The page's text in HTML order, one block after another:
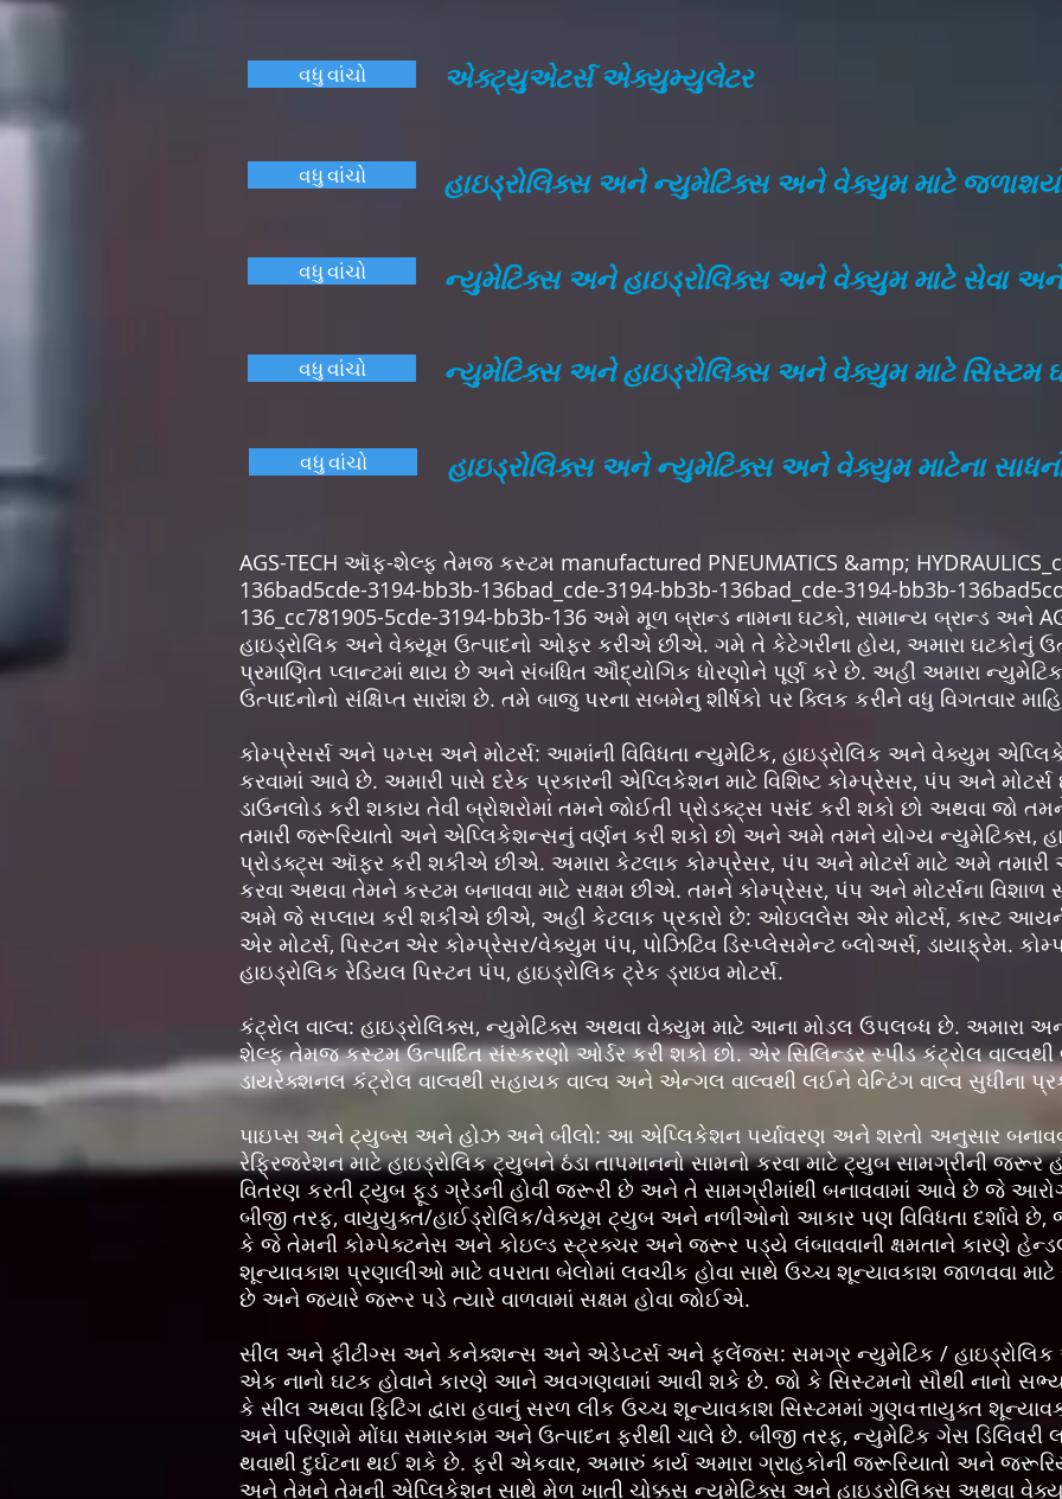
વધુ વાંચો એક્ટ્યુએટર્સ એક્યુમ્યુલેટર
વધુ વાંચો હાઇડ્રોલિક્સ અને ન્યુમેટિક્સ અને વેક્યુમ માટે
વધુ વાંચો ન્યુમેટિક્સ અને હાઇડ્રોલિક્સ અને વેક્યુમ માટે સેવા અને
વધુ વાંચો ન્યુમેટિક્સ અને હાઇડ્રોલિક્સ અને વેક્યુમ માટે સિસ્ટમ
વધુ વાંચો હાઇડ્રોલિક્સ અને ન્યુમેટિક્સ અને વેક્યુમ માટેના
AGS-TECH ઑફ-શેલ્ફ તેમજ કસ્ટમ manufactured PNEUMATICS &amp;
136bad5cde-3194-bb3b-136bad_cde-3194-bb3b-136bad_cde-3194-bb3b-
136_cc781905-5cde-3194-bb3b-136 અમે મૂળ બ્રાન્ડ નામના ઘટકો, સામાન્ય બ્રાન્ડ અને
હાઇડ્રોલિક અને વેક્યૂમ ઉત્પાદનો ઓફર કરીએ છીએ. ગમે તે કેટેગરીના હોય, અમારા ઘટકોનું
પ્રમાણિત પ્લાન્ટમાં થાય છે અને સંબંધિત ઔદ્યોગિક ધોરણોને પૂર્ણ કરે છે. અહીં અમારા
ઉત્પાદનોનો સંક્ષિપ્ત સારાંશ છે. તમે બાજુ પરના સબમેનુ શીર્ષકો પર ક્લિક કરીને વધુ વિગતવાર
કોમ્પ્રેસર્સ અને પમ્પ્સ અને મોટર્સ: આમાંની વિવિધતા ન્યુમેટિક, હાઇડ્રોલિક અને વેક્યુમ
કરવામાં આવે છે. અમારી પાસે દરેક પ્રકારની એપ્લિકેશન માટે વિશિષ્ટ કોમ્પ્રેસર, પંપ અને
ડાઉનલોડ કરી શકાય તેવી બ્રોશરોમાં તમને જોઈતી પ્રોડક્ટ્સ પસંદ કરી શકો છો અથવા જો
તમારી જરૂરિયાતો અને એપ્લિકેશન્સનું વર્ણન કરી શકો છો અને અમે તમને યોગ્ય ન્યુમેટિક્સ,
પ્રોડક્ટ્સ ઑફર કરી શકીએ છીએ. અમારા કેટલાક કોમ્પ્રેસર, પંપ અને મોટર્સ માટે અમે
કરવા અથવા તેમને કસ્ટમ બનાવવા માટે સક્ષમ છીએ. તમને કોમ્પ્રેસર, પંપ અને મોટર્સના વિશાળ
અમે જે સપ્લાય કરી શકીએ છીએ, અહીં કેટલાક પ્રકારો છે: ઓઇલલેસ એર મોટર્સ, કાસ્ટ
એર મોટર્સ, પિસ્ટન એર કોમ્પ્રેસર/વેક્યુમ પંપ, પોઝિટિવ ડિસ્પ્લેસમેન્ટ બ્લોઅર્સ, ડાયાફ્રેમ.
હાઇડ્રોલિક રેડિયલ પિસ્ટન પંપ, હાઇડ્રોલિક ટ્રેક ડ્રાઇવ મોટર્સ.
કંટ્રોલ વાલ્વ: હાઇડ્રોલિક્સ, ન્યુમેટિક્સ અથવા વેક્યુમ માટે આના મોડલ ઉપલબ્ધ છે. અમારા
શેલ્ફ તેમજ કસ્ટમ ઉત્પાદિત સંસ્કરણો ઓર્ડર કરી શકો છો. એર સિલિન્ડર સ્પીડ કંટ્રોલ
ડાયરેક્શનલ કંટ્રોલ વાલ્વથી સહાયક વાલ્વ અને એન્ગલ વાલ્વથી લઈને વેન્ટિંગ વાલ્વ
પાઇપ્સ અને ટ્યુબ્સ અને હોઝ અને બીલો: આ એપ્લિકેશન પર્યાવરણ અને શરતો અનુસાર
રેફ્રિજરેશન માટે હાઇડ્રોલિક ટ્યુબને ઠંડા તાપમાનનો સામનો કરવા માટે ટ્યુબ સામગ્રીની જરૂર
વિતરણ કરતી ટ્યુબ ફૂડ ગ્રેડની હોવી જરૂરી છે અને તે સામગ્રીમાંથી બનાવવામાં આવે છે જે
બીજી તરફ, વાયુયુક્ત/હાઈડ્રોલિક/વેક્યૂમ ટ્યુબ અને નળીઓનો આકાર પણ વિવિધતા દર્શાવે
કે જે તેમની કોમ્પેક્ટનેસ અને કોઇલ્ડ સ્ટ્રક્ચર અને જરૂર પડ્યે લંબાવવાની ક્ષમતાને કારણે
શૂન્યાવકાશ પ્રણાલીઓ માટે વપરાતા બેલોમાં લવચીક હોવા સાથે ઉચ્ચ શૂન્યાવકાશ જાળવવા માટે
છે અને જ્યારે જરૂર પડે ત્યારે વાળવામાં સક્ષમ હોવા જોઈએ.
સીલ અને ફીટીંગ્સ અને કનેક્શન્સ અને એડેપ્ટર્સ અને ફ્લેંજ્સ: સમગ્ર ન્યુમેટિક / હાઇડ્રોલિક
એક નાનો ઘટક હોવાને કારણે આને અવગણવામાં આવી શકે છે. જો કે સિસ્ટમનો સૌથી નાનો
કે સીલ અથવા ફિટિંગ દ્વારા હવાનું સરળ લીક ઉચ્ચ શૂન્યાવકાશ સિસ્ટમમાં ગુણવત્તાયુક્ત
અને પરિણામે મોંઘા સમારકામ અને ઉત્પાદન ફરીથી ચાલે છે. બીજી તરફ, ન્યુમેટિક ગેસ ડિલિવરી
થવાથી દુર્ઘટના થઈ શકે છે. ફરી એકવાર, અમારું કાર્ય અમારા ગ્રાહકોની જરૂરિયાતો અને
અને તેમને તેમની એપ્લિકેશન સાથે મેળ ખાતી ચોક્કસ ન્યુમેટિક્સ અને હાઇડ્રોલિક્સ અથવા